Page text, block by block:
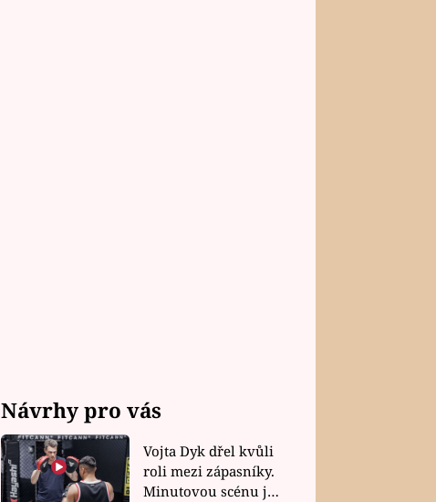
Návrhy pro vás
Vojta Dyk dřel kvůli
roli mezi zápasníky.
Minutovou scénu jel